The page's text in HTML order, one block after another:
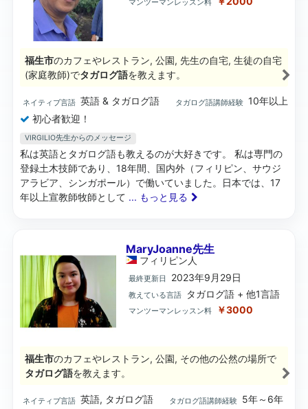
マンツーマンレッスン料
福生市のカフェやレストラン, 公園, 先生の自宅, 生徒の自宅
(家庭教師)でタガログ語を教えます。
ネイティブ言語 英語 & タガログ語 タガログ語講師経験 10年以上
初心者歓迎！
VIRGILIO先生からのメッセージ
私は英語とタガログ語も教えるのが大好きです。 私は専門の
登録土木技師であり、18年間、国内外（フィリピン、サウジ
アラビア、シンガポール）で働いていました。日本では、17
年以上宣教師牧師として ... もっと見る
MaryJoanne先生
フィリピン 人
最終更新日 2023年9月29日
教えている言語 タガログ語 + 他1言語
マンツーマンレッスン料 ￥3000
福生市のカフェやレストラン, 公園, その他の公然の場所で
タガログ語を教えます。
ネイティブ言語 英語, タガログ語 タガログ語講師経験
5年～6年